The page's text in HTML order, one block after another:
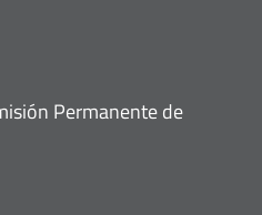
Permanente de